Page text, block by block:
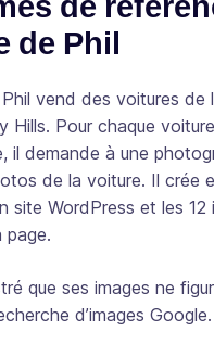
de Phil
vend des voitures de
Hills. Pour chaque
il demande à une
de la voiture. Il crée
site WordPress et les 12
page.
que ses images ne
d’images Google.